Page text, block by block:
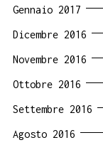
Gennaio 2017
Dicembre 2016
Novembre 2016
Ottobre 2016
Settembre 2016
Agosto 2016